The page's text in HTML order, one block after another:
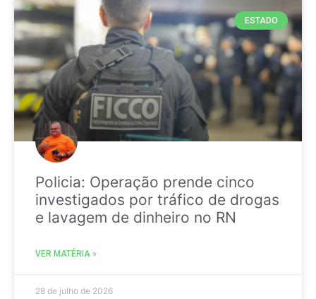
ESTADO
Policia: Operação prende cinco
investigados por tráfico de drogas
e lavagem de dinheiro no RN
VER MATÉRIA »
28 de julho de 2026